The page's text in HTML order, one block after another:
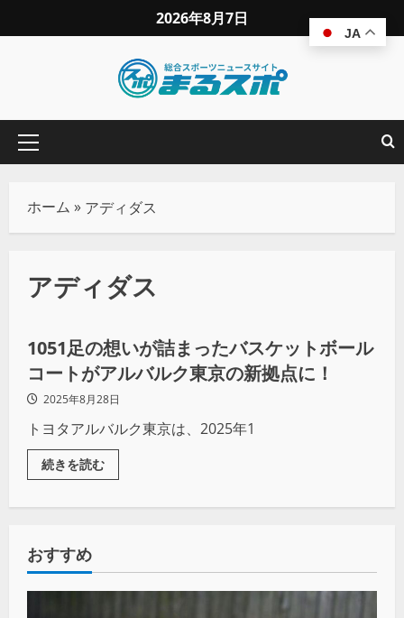
2026年8月7日
ホーム » アディダス
アディダス
バスケ
1051足の想いが詰まったバスケットボール
コートがアルバルク東京の新拠点に！
2025年8月28日
トヨタアルバルク東京は、2025年1
続きを読む
おすすめ
JA